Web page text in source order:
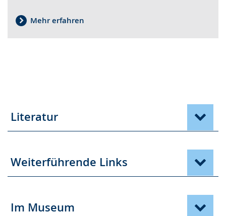
angezeigt.
Mehr erfahren
Literatur
Weiterführende Links
Im Museum